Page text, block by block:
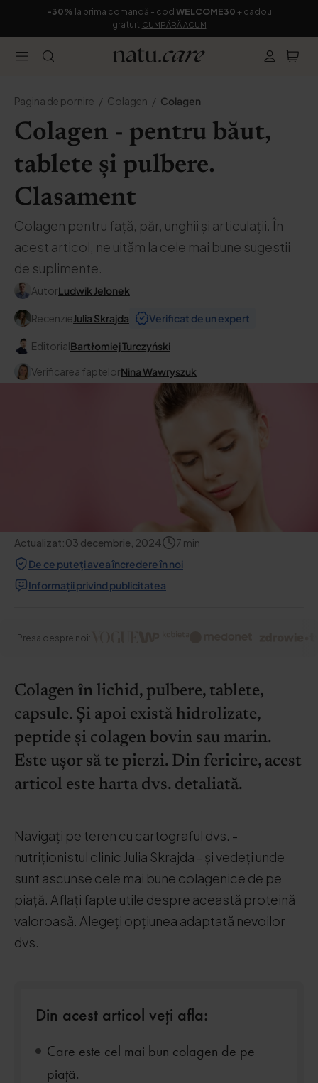
-30% la prima comandă - cod WELCOME30 + cadou
gratuit CUMPĂRĂ ACUM
Pagina de pornire Colagen Colagen
Colagen - pentru băut,
tablete și pulbere.
Clasament
Colagen pentru față, păr, unghii și articulații. În
acest articol, ne uităm la cele mai bune sugestii
de suplimente.
AutorLudwik Jelonek
RecenzieJulia Skrajda Verificat de un expert
EditorialBartłomiej Turczyński
Verificarea faptelorNina Wawryszuk
Actualizat:03 decembrie, 2024 7 min
De ce puteți avea încredere în noi
Informații privind publicitatea
Presa despre noi:
Colagen în lichid, pulbere, tablete,
capsule. Și apoi există hidrolizate,
peptide și colagen bovin sau marin.
Este ușor să te pierzi. Din fericire, acest
articol este harta dvs. detaliată.
Navigați pe teren cu cartograful dvs. -
nutriționistul clinic Julia Skrajda - și vedeți unde
sunt ascunse cele mai bune colagenice de pe
piață. Aflați fapte utile despre această proteină
valoroasă. Alegeți opțiunea adaptată nevoilor
dvs.
Din acest articol veți afla:
Care este cel mai bun colagen de pe
piață.